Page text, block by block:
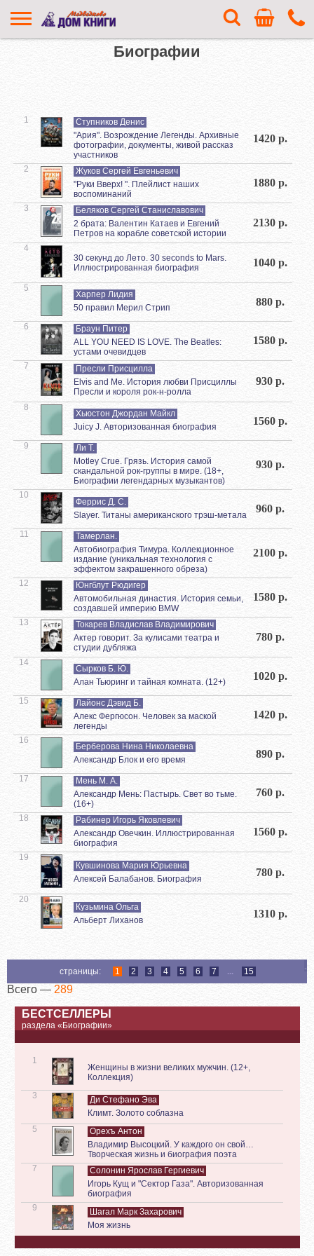
Биографии
1
Ступников Денис
"Ария". Возрождение Легенды. Архивные
фотографии, документы, живой рассказ
участников
1420 р.
2
Жуков Сергей Евгеньевич
"Руки Вверх! ". Плейлист наших
воспоминаний
1880 р.
3
Беляков Сергей Станиславович
2 брата: Валентин Катаев и Евгений
Петров на корабле советской истории
2130 р.
4
30 секунд до Лето. 30 seconds to Mars.
Иллюстрированная биография
1040 р.
5
Харпер Лидия
50 правил Мерил Стрип
880 р.
6
Браун Питер
ALL YOU NEED IS LOVE. The Beatles:
устами очевидцев
1580 р.
7
Пресли Присцилла
Elvis and Me. История любви Присциллы
Пресли и короля рок-н-ролла
930 р.
8
Хьюстон Джордан Майкл
Juicy J. Авторизованная биография
1560 р.
9
Ли Т.
Motley Crue. Грязь. История самой
скандальной рок-группы в мире. (18+,
Биографии легендарных музыкантов)
930 р.
10
Феррис Д. С.
Slayer. Титаны американского трэш-метала
960 р.
11
Тамерлан.
Автобиография Тимура. Коллекционное
издание (уникальная технология с
эффектом закрашенного обреза)
2100 р.
12
Юнгблут Рюдигер
Автомобильная династия. История семьи,
создавшей империю BMW
1580 р.
13
Токарев Владислав Владимирович
Актер говорит. За кулисами театра и
студии дубляжа
780 р.
14
Сырков Б. Ю.
Алан Тьюринг и тайная комната. (12+)
1020 р.
15
Лайонс Дэвид Б.
Алекс Фергюсон. Человек за маской
легенды
1420 р.
16
Берберова Нина Николаевна
Александр Блок и его время
890 р.
17
Мень М. А.
Александр Мень: Пастырь. Свет во тьме.
(16+)
760 р.
18
Рабинер Игорь Яковлевич
Александр Овечкин. Иллюстрированная
биография
1560 р.
19
Кувшинова Мария Юрьевна
Алексей Балабанов. Биография
780 р.
20
Кузьмина Ольга
Альберт Лиханов
1310 р.
страницы: 1 2 3 4 5 6 7 ... 15
Всего — 289
БЕСТСЕЛЛЕРЫ
раздела «Биографии»
1
Женщины в жизни великих мужчин. (12+,
Коллекция)
3
Ди Стефано Эва
Климт. Золото соблазна
5
Орехъ Антон
Владимир Высоцкий. У каждого он свой…
Творческая жизнь и биография поэта
7
Солонин Ярослав Гергиевич
Игорь Кущ и "Сектор Газа". Авторизованная
биография
9
Шагал Марк Захарович
Моя жизнь